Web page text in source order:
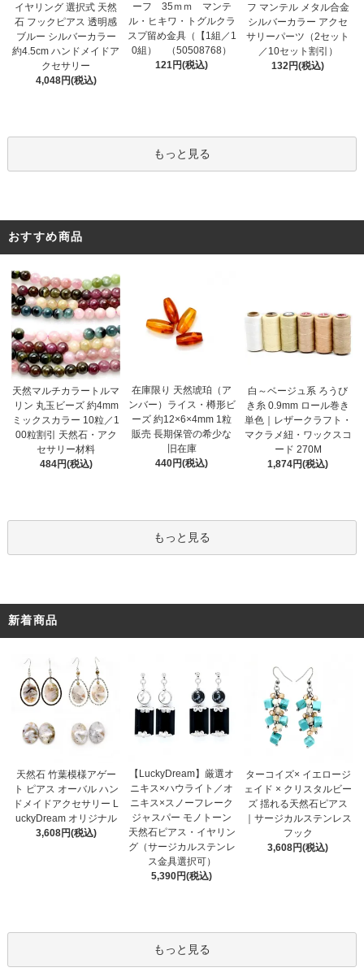
イヤリング 選択式 天然
石 フックピアス 透明感
ブルー シルバーカラー
約4.5cm ハンドメイドア
クセサリー
4,048円(税込)
ーフ 35ｍｍ マンテ
ル・ヒキワ・トグルクラ
スプ留め金具（【1組／1
0組） （50508768）
121円(税込)
フ マンテル メタル合金
シルバーカラー アクセ
サリーパーツ（2セット
／10セット割引）
132円(税込)
もっと見る
おすすめ商品
天然マルチカラートルマ
リン 丸玉ビーズ 約4mm
ミックスカラー 10粒／1
00粒割引 天然石・アク
セサリー材料
484円(税込)
在庫限り 天然琥珀（ア
ンバー）ライス・樽形ビ
ーズ 約12×6×4mm 1粒
販売 長期保管の希少な
旧在庫
440円(税込)
白～ベージュ系 ろうび
き糸 0.9mm ロール巻き
単色｜レザークラフト・
マクラメ紐・ワックスコ
ード 270M
1,874円(税込)
もっと見る
新着商品
天然石 竹葉模様アゲー
ト ピアス オーバル ハン
ドメイドアクセサリー L
uckyDream オリジナル
3,608円(税込)
【LuckyDream】厳選オ
ニキス×ハウライト／オ
ニキス×スノーフレーク
ジャスパー モノトーン
天然石ピアス・イヤリン
グ（サージカルステンレ
ス金具選択可）
5,390円(税込)
ターコイズ× イエロージ
ェイド × クリスタルビー
ズ 揺れる天然石ピアス
｜サージカルステンレス
フック
3,608円(税込)
もっと見る